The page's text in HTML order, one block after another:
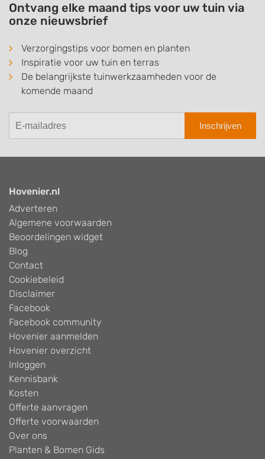
Ontvang elke maand tips voor uw tuin via
onze nieuwsbrief
Verzorgingstips voor bomen en planten
Inspiratie voor uw tuin en terras
De belangrijkste tuinwerkzaamheden voor de
komende maand
Inschrijven
Hovenier.nl
Adverteren
Algemene voorwaarden
Beoordelingen widget
Blog
Contact
Cookiebeleid
Disclaimer
Facebook
Facebook community
Hovenier aanmelden
Hovenier overzicht
Inloggen
Kennisbank
Kosten
Offerte aanvragen
Offerte voorwaarden
Over ons
Planten & Bomen Gids